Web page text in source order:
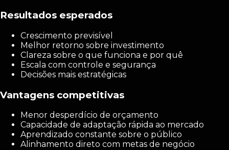
Resultados esperados
Crescimento previsível
Melhor retorno sobre investimento
Clareza sobre o que funciona e por quê
Escala com controle e segurança
Decisões mais estratégicas
Vantagens competitivas
Menor desperdício de orçamento
Capacidade de adaptação rápida ao mercado
Aprendizado constante sobre o público
Alinhamento direto com metas de negócio